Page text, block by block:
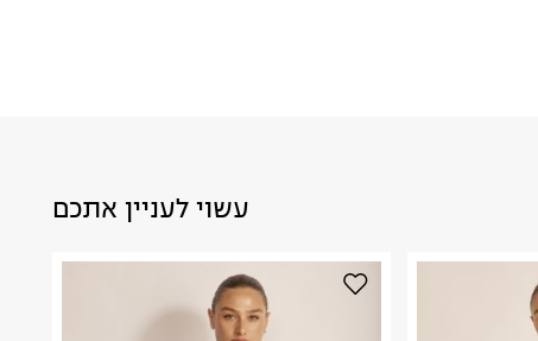
עשוי לעניין אתכם